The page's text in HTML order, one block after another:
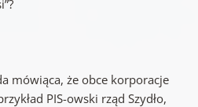
mówiąca, że obce korporacje
PIS-owski rząd Szydło,